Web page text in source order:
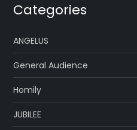
Categories
ANGELUS
General Audience
Homily
JUBILEE